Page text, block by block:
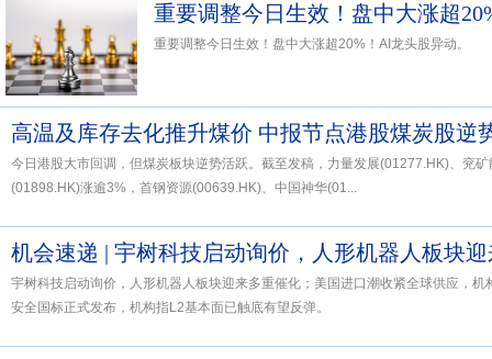
重要调整今日生效！盘中大涨超
重要调整今日生效！盘中大涨超20%！AI龙头股异动。
高温及库存去化推升煤价 中报节点港股煤炭股逆
今日港股大市回调，但煤炭板块逆势活跃。截至发稿，力量发展(01277.HK)、兖
(01898.HK)涨逾3%，首钢资源(00639.HK)、中国神华(01...
宇树科技启动询价，人形机器人板块迎来多重催化；美国进口潮收紧全球供应，
安全国标正式发布，机构指L2基本面已触底有望反弹。